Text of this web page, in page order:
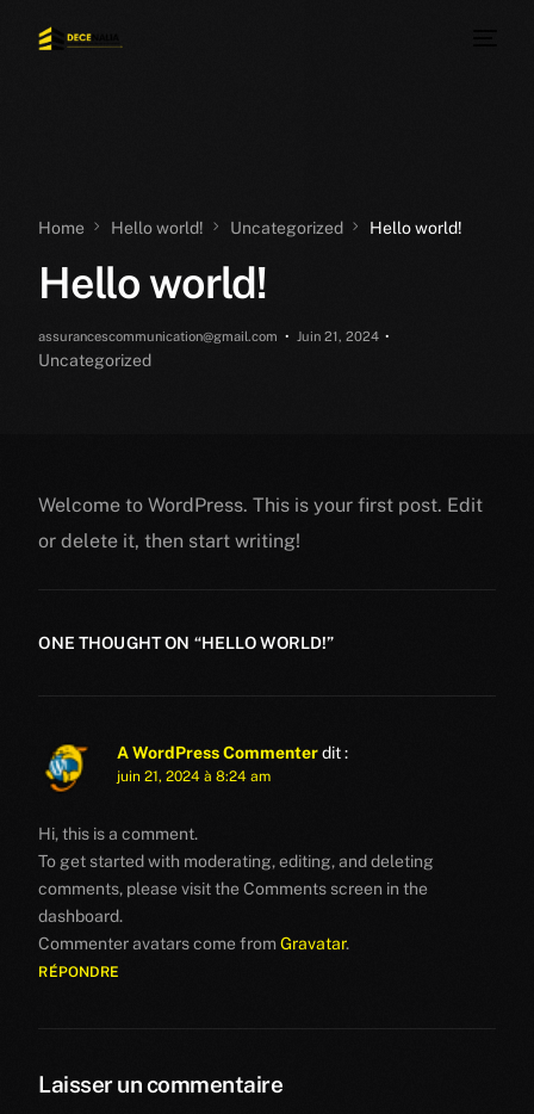
Home Hello world! Uncategorized Hello world!
Hello world!
assurancescommunication@gmail.com Juin 21, 2024
Uncategorized
Welcome to WordPress. This is your first post. Edit
or delete it, then start writing!
ONE THOUGHT ON “HELLO WORLD!”
A WordPress Commenter dit :
juin 21, 2024 à 8:24 am
Hi, this is a comment.
To get started with moderating, editing, and deleting
comments, please visit the Comments screen in the
dashboard.
Commenter avatars come fromGravatar.
RÉPONDRE
Laisser un commentaire